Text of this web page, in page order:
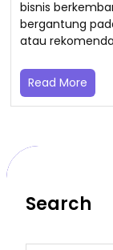
bisnis
bergantung
atau
Read More
Search